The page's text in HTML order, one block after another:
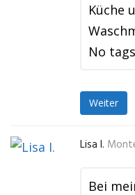
Küche
No
Weiter
Lisa I.
Bei